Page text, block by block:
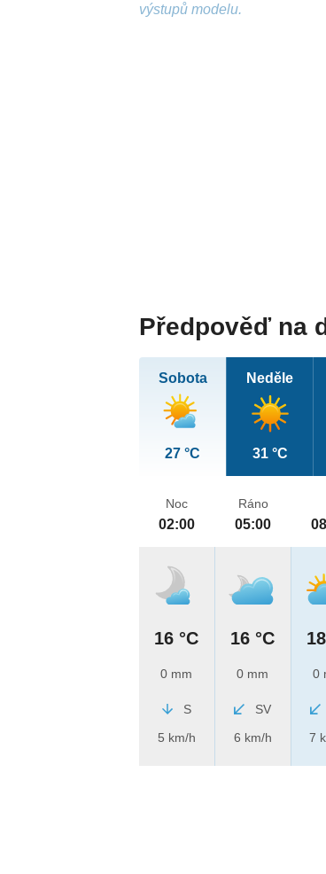
výstupů modelu.
Předpověď na
Sobota
27 °C
Neděle
31 °C
Noc
02:00
16 °C
0 mm
S
5 km/h
Ráno
05:00
16 °C
0 mm
SV
6 km/h
0
7